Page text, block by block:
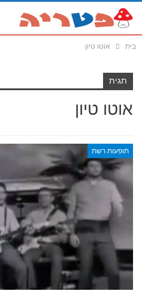
בית אוטו טיון
תגית
אוטו טיון
תופעות רשת